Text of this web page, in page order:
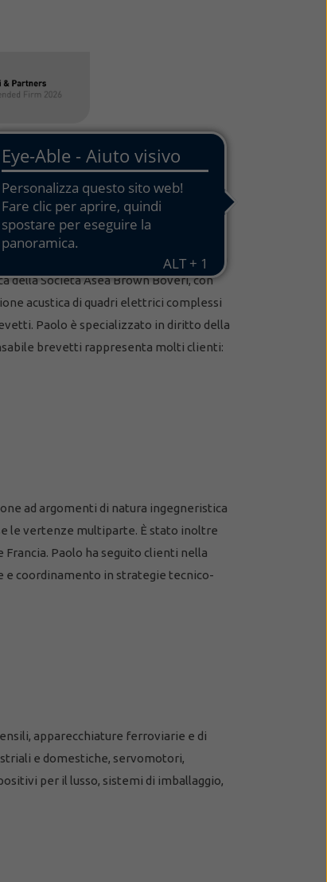
dinamica sperimentale di
presso Katholieke Universiteit Leuven
della Società Asea Brown Boveri, con
acustica di quadri elettrici complessi
Paolo è specializzato in diritto della
brevetti rappresenta molti clienti:
ad argomenti di natura ingegneristica
le vertenze multiparte. È stato inoltre
Paolo ha seguito clienti nella
e coordinamento in strategie tecnico-
apparecchiature ferroviarie e di
e domestiche, servomotori,
per il lusso, sistemi di imballaggio,